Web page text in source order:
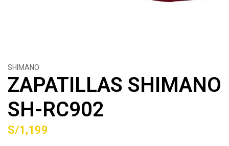
SHIMANO
ZAPATILLAS SHIMANO
SH-RC902
S/1,199